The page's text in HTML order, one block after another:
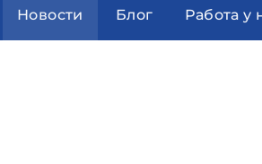
Новости Блог Работа у